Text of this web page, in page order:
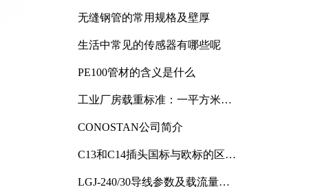
无缝钢管的常用规格及壁厚
生活中常见的传感器有哪些呢
PE100管材的含义是什么
工业厂房载重标准：一平方米能
CONOSTAN公司简介
C13和C14插头国标与欧标的区别
LGJ-240/30导线参数及载流量解